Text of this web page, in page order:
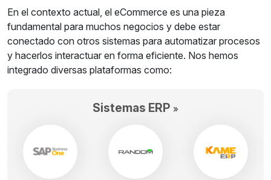
En el contexto actual, el eCommerce es una pieza
fundamental para muchos negocios y debe estar
conectado con otros sistemas para automatizar procesos
y hacerlos interactuar en forma eficiente. Nos hemos
integrado diversas plataformas como:
Sistemas ERP »